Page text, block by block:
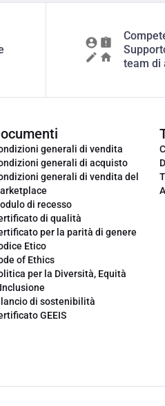
team di
generali di vendita
generali di acquisto
generali di vendita del
di recesso
di qualità
per la parità di genere
Etico
of Ethics
per la Diversità, Equità
di sostenibilità
GEEIS